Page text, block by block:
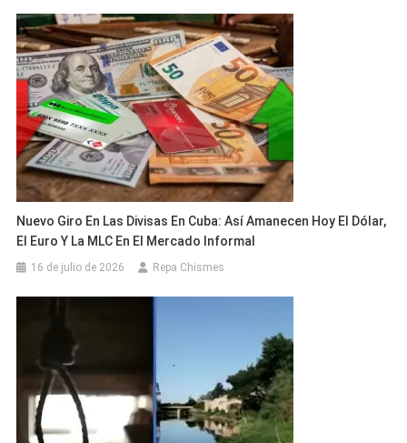
Nuevo Giro En Las Divisas En Cuba: Así Amanecen Hoy El Dólar,
El Euro Y La MLC En El Mercado Informal
16 de julio de 2026 Repa Chismes